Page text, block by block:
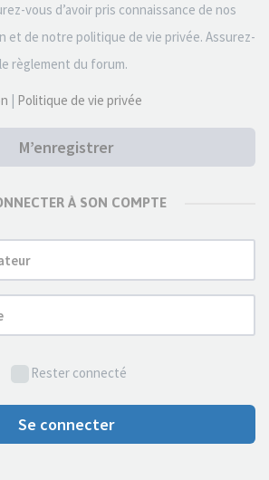
vous d’avoir pris connaissance de nos
et de notre politique de vie privée. Assurez-
règlement du forum.
| Politique de vie privée
M’enregistrer
À SON COMPTE
Rester connecté
Se connecter